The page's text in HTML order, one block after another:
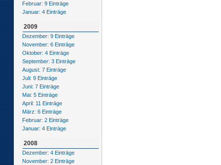
Februar: 9 Einträge
Januar: 4 Einträge
2009
Dezember: 9 Einträge
November: 6 Einträge
Oktober: 4 Einträge
September: 3 Einträge
August: 7 Einträge
Juli: 9 Einträge
Juni: 7 Einträge
Mai: 5 Einträge
April: 11 Einträge
März: 6 Einträge
Februar: 2 Einträge
Januar: 4 Einträge
2008
Dezember: 4 Einträge
November: 2 Einträge